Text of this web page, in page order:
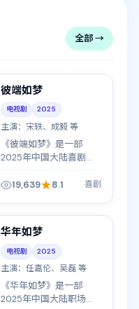
全部 →
中国 高分
彼端如梦
电视剧 2025
主演： 宋轶、成毅 等
《彼端如梦》是一部
2025年中国大陆喜剧题
导，宋轶、成毅、吴磊等
局命运，以人物成...
19,639 8.1 喜剧
中国 完结
49:03
华年如梦
电视剧 2025
主演：任嘉伦、吴磊 等
《华年如梦》是一部
2025年中国大陆职场题